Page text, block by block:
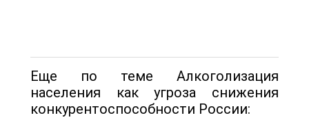
Еще по теме Алкоголизация
населения как угроза снижения
конкурентоспособности России: